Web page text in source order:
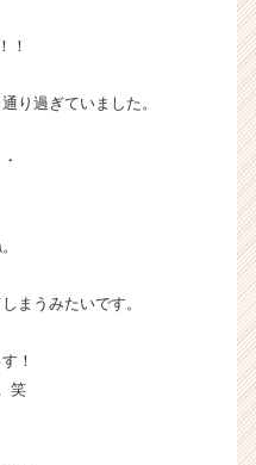
！
り過ぎていました。
まうみたいです。
！
笑